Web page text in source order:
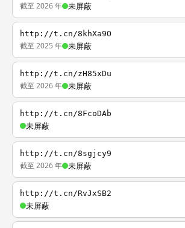
截至 2026 年 未屏蔽
http://t.cn/8khXa9O
截至 2025 年 未屏蔽
http://t.cn/zH85xDu
截至 2026 年 未屏蔽
http://t.cn/8FcoDAb
未屏蔽
http://t.cn/8sgjcy9
截至 2026 年 未屏蔽
http://t.cn/RvJxSB2
未屏蔽